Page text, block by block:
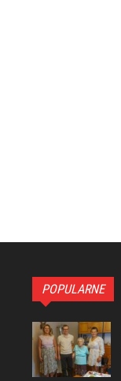
POPULARNE